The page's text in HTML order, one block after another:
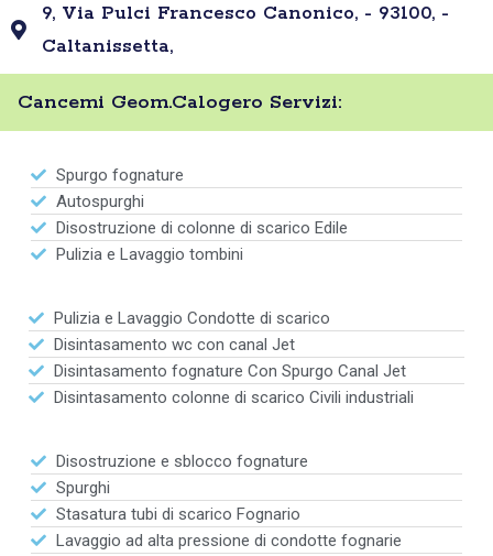
9, Via Pulci Francesco Canonico, - 93100, -
Caltanissetta,
Cancemi Geom.Calogero Servizi:
Spurgo fognature
Autospurghi
Disostruzione di colonne di scarico Edile
Pulizia e Lavaggio tombini
Pulizia e Lavaggio Condotte di scarico
Disintasamento wc con canal Jet
Disintasamento fognature Con Spurgo Canal Jet
Disintasamento colonne di scarico Civili industriali
Disostruzione e sblocco fognature
Spurghi
Stasatura tubi di scarico Fognario
Lavaggio ad alta pressione di condotte fognarie